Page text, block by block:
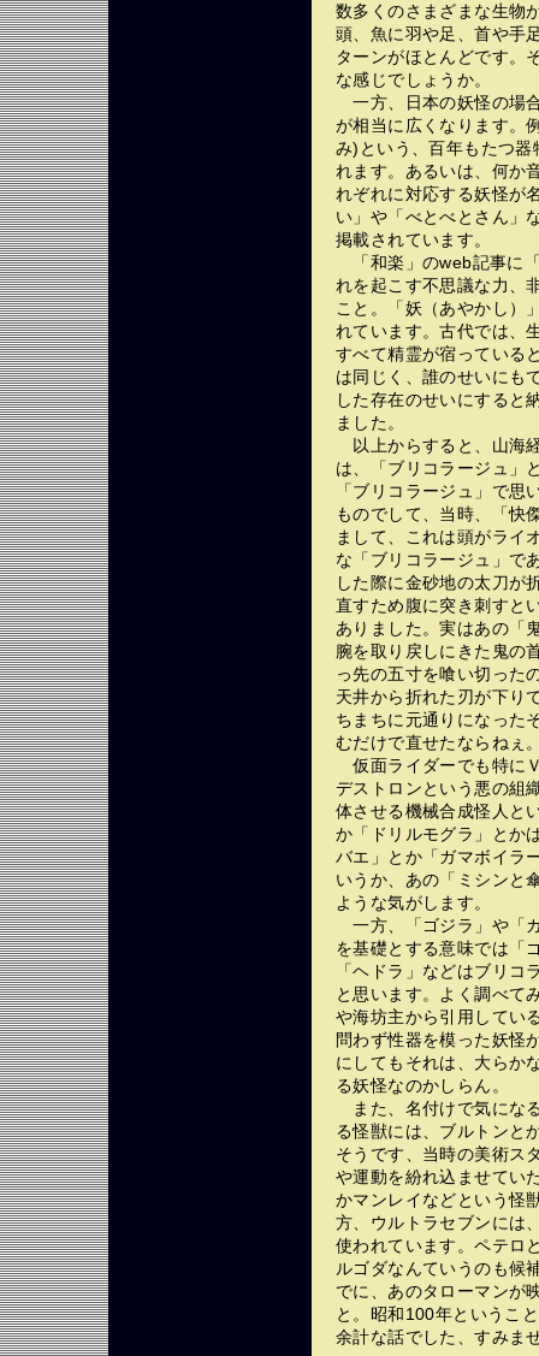
数多くのさまざまな生物
頭、魚に羽や足、首や手
ターンがほとんどです。
な感じでしょうか。
一方、日本の妖怪の場
が相当に広くなります。
み)という、百年もたつ
れます。あるいは、何か
れぞれに対応する妖怪が
い」や「べとべとさん」
掲載されています。
「和楽」のweb記事に
れを起こす不思議な力、
こと。「妖（あやかし）
れています。古代では、
すべて精霊が宿っている
は同じく、誰のせいにも
した存在のせいにすると
ました。
以上からすると、山海
は、「ブリコラージュ」
「ブリコラージュ」で
ものでして、当時、「快
まして、これは頭がライ
な「ブリコラージュ」で
した際に金砂地の太刀が
直すため腹に突き刺すと
ありました。実はあの「
腕を取り戻しにきた鬼の
っ先の五寸を喰い切った
天井から折れた刃が下り
ちまちに元通りになった
むだけで直せたならねぇ
仮面ライダーでも特に
デストロンという悪の組
体させる機械合成怪人と
か「ドリルモグラ」とか
バエ」とか「ガマボイラ
いうか、あの「ミシンと
ような気がします。
一方、「ゴジラ」や「
を基礎とする意味では「
「ヘドラ」などはブリ
と思います。よく調べて
や海坊主から引用してい
問わず性器を模った妖怪
にしてもそれは、大らか
る妖怪なのかしらん。
また、名付けで気にな
る怪獣には、ブルトンと
そうです、当時の美術ス
や運動を紛れ込ませてい
かマンレイなどという怪
方、ウルトラセブンには
使われています。ペテロ
ルゴダなんていうのも候
でに、あのタローマンが
と。昭和100年というこ
余計な話でした、すみま